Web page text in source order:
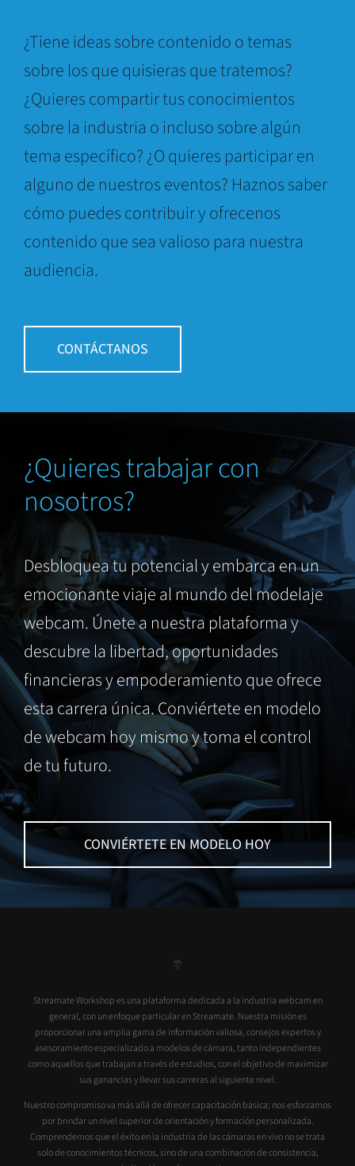
¿Tiene ideas sobre contenido o temas
sobre los que quisieras que tratemos?
¿Quieres compartir tus conocimientos
sobre la industria o incluso sobre algún
tema específico? ¿O quieres participar en
alguno de nuestros eventos? Haznos saber
cómo puedes contribuir y ofrecenos
contenido que sea valioso para nuestra
audiencia.
CONTÁCTANOS
¿Quieres trabajar con
nosotros?
Desbloquea tu potencial y embarca en un
emocionante viaje al mundo del modelaje
webcam. Únete a nuestra plataforma y
descubre la libertad, oportunidades
financieras y empoderamiento que ofrece
esta carrera única. Conviértete en modelo
de webcam hoy mismo y toma el control
de tu futuro.
CONVIÉRTETE EN MODELO HOY
Streamate Workshop es una plataforma dedicada a la industria webcam en
general, con un enfoque particular en Streamate. Nuestra misión es
proporcionar una amplia gama de información valiosa, consejos expertos y
asesoramiento especializado a modelos de cámara, tanto independientes
como aquellos que trabajan a través de estudios, con el objetivo de maximizar
sus ganancias y llevar sus carreras al siguiente nivel.
Nuestro compromiso va más allá de ofrecer capacitación básica; nos esforzamos
por brindar un nivel superior de orientación y formación personalizada.
Comprendemos que el éxito en la industria de las cámaras en vivo no se trata
solo de conocimientos técnicos, sino de una combinación de consistencia,